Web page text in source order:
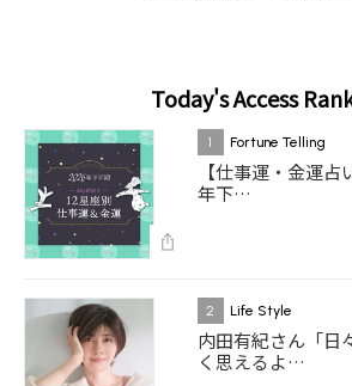
Today's Access
1 Fortune Telling
【仕事運・金運
年下…
2 Life Style
内田有紀さん「日
く思えるよ…